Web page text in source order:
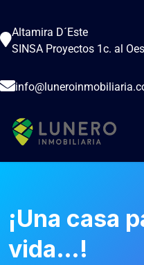
Altamira D´Este
SINSA Proyectos 1c. al
¡Una casa
vida…!